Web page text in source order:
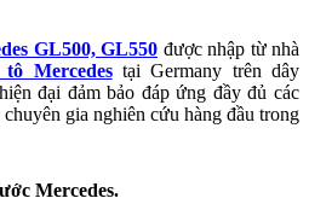
GL500, GL550 được nhập từ nhà
Mercedes tại Germany trên dây
đại đảm bảo đáp ứng đầy đủ các
gia nghiên cứu hàng đầu trong
Mercedes.